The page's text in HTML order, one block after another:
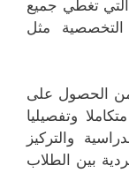
تغطي جميع
التخصصية مثل
الحصول على
وتفصيليا
والتركيز
بين الطلاب